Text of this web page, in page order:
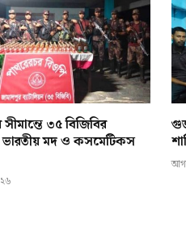
৩৫ বিজিবির
ভারতীয় মদ ও কসমেটিকস